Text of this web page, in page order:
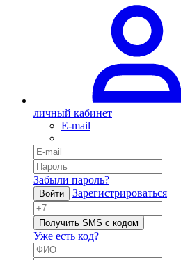
личный кабинет
E-mail
Забыли пароль?
Войти Зарегистрироваться
Получить SMS с кодом
Уже есть код?